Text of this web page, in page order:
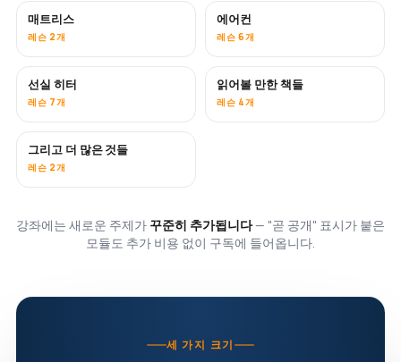
매트리스
레슨 2개
곧 공개
에어컨
레슨 6개
곧 공개
선실 히터
레슨 7개
곧 공개
읽어볼 만한 책들
레슨 4개
곧 공개
그리고 더 많은 것들
레슨 2개
강좌에는 새로운 주제가 꾸준히 추가됩니다— "곧 공개" 표시가 붙은
모듈도 추가 비용 없이 구독에 들어옵니다.
세 가지 크기